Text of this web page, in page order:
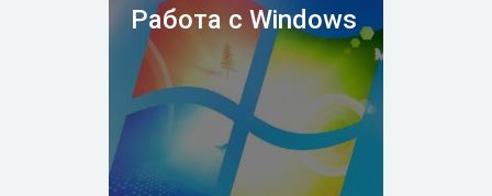
Работа с Windows